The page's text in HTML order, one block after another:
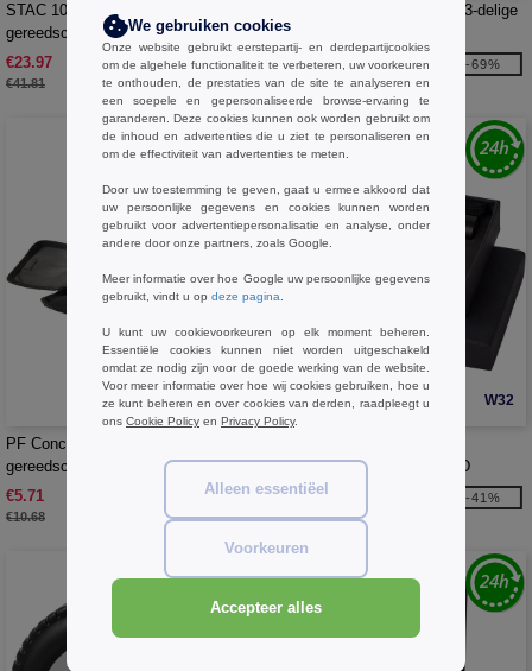
STAC 104579 - Spike 24-delige
gereedschapsset van RCS
gerecycled plastic met kurkzakje
€23.97
€41.81
-43%
Seasons 113263 - Assadus 3-delige
barbecueset
€29.62
€94.44
-69%
W32
PF Concept 104171 - Flint 19 delige
gereedschapsset
€5.71
€10.68
-47%
W32
multifunctioneel mes en LED
zaklamp set
€14.64
€24.69
-41%
We gebruiken cookies
Onze website gebruikt eerstepartij- en derdepartijcookies
om de algehele functionaliteit te verbeteren, uw voorkeuren
te onthouden, de prestaties van de site te analyseren en
een soepele en gepersonaliseerde browse-ervaring te
garanderen. Deze cookies kunnen ook worden gebruikt om
de inhoud en advertenties die u ziet te personaliseren en
om de effectiviteit van advertenties te meten.
Door uw toestemming te geven, gaat u ermee akkoord dat
uw persoonlijke gegevens en cookies kunnen worden
gebruikt voor advertentiepersonalisatie en analyse, onder
andere door onze partners, zoals Google.
Meer informatie over hoe Google uw persoonlijke gegevens
gebruikt, vindt u op deze pagina
U kunt uw cookievoorkeuren op elk moment beheren.
Essentiële cookies kunnen niet worden uitgeschakeld
omdat ze nodig zijn voor de goede werking van de website.
Voor meer informatie over hoe wij cookies gebruiken, hoe u
ze kunt beheren en over cookies van derden, raadpleegt u
ons Cookie Policy en Privacy Policy.
Alleen essentiëel
Voorkeuren
Accepteer alles